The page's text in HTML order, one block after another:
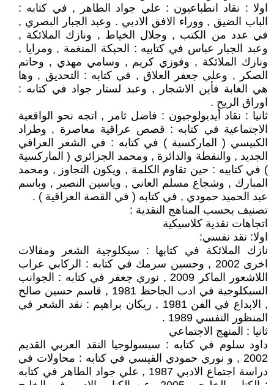
اولا : نقاد انطباعيون : علي جواد الطاهر , في كتابه :
الباب الضيق , ووراء الافق الادبي . وعبد الجبار البصري ,
في عدد من الكتب , وجلال الخياط , ونازك الملائكة ,
وعبد الجبار عباس في كتابيه : الحبكة المنغمة , ومرايا ,
ونازك الملائكة , وفوزي كريم , وسامي مهدي , وحاتم
الصكر , وعلي جعفر العلاق , في كتابه : التحديق , وها
هي الغابة فأين الاشجار , وعبد لستار جواد في كتابه :
اوراق الريح .
ثانيا : نقاد أيديولوجيون : فاضل ثامر , اتجه نحو الواقعية
الاجتماعية في كتابه : قصص عراقية معاصرة , وطراد
الكبيسي ( الماركسية ) في كتابه : في الشعر العراقي
الجديد , والنقطة والدائرة , ومحمد الجزائري ( الماركسية
) في كتابيه : حين تقاوم الكلمة , ويكون التجاوز , ومحمد
المبارك , وشجاع مسلم العاني , وياسين النصير , وباسم
عبد الحميد حمودي , في كتابه ( في القصة العراقية ) .
تصنيف بحسب المناهج النقدية :
اتجاهات نقدية كلاسيكية
اولا: نقد نفسي:
نازك الملائكة في كتابها : سيكلوجية الشعر ومقالات
اخرى 2002 , وحسين سرمك في كتابه : الركابي عراب
اللاشعور الماكر 2009 , نوري جعفر في كتابه : الجوانب
السيكلوجية في ادب الجاحظ 1981 , قاسم حسين صالح
, الابداع في الفن 1981 , ريكان براهيم : نقد الشعر في
المنظور النفسي 1989 .
ثانيا : المنهج الاجتماعي
داود سلوم في كتابه : سيسولوجيا النقد العربي القديم
2002 , و نوري حمودي القيسي في كتابه : محاولات في
دراسة اجتماع الادبي 1987 , علي جواد الطاهر في كتابه